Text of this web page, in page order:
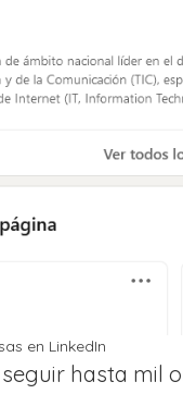
en LinkedIn
hasta mil